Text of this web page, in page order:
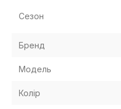
Сезон
Бренд
Модель
Колір